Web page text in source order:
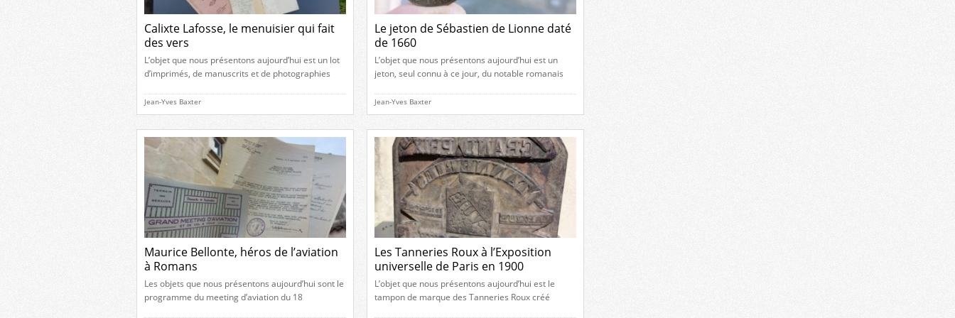
Calixte Lafosse, le menuisier qui fait
des vers
L’objet que nous présentons aujourd’hui est un lot
d’imprimés, de manuscrits et de photographies
figure romanaise de son époque. Un artisan des
lettres Né le 14 octobre 1842 rue Bayard, dans le
quartier Saint-Nicolas à Romans, Calixte Lafosse
appartient à cette lignée de figures locales dont la
[…]
Jean-Yves Baxter
Le jeton de Sébastien de Lionne daté
de 1660
L’objet que nous présentons aujourd’hui est un
jeton, seul connu à ce jour, du notable romanais
l’avers du jeton, nous pouvons lire “SEB. DE
LIONNE – MARQUIS DE CLAVESON” pour
“Sébastien de Lionne, marquis de Claveyson” avec
la date 1660, et sur le revers “CAT. BEATRIX
ROBERT […]
Jean-Yves Baxter
Maurice Bellonte, héros de l’aviation
à Romans
Les objets que nous présentons aujourd’hui sont le
programme du meeting d’aviation du 18
Les Tanneries Roux à l’Exposition
universelle de Paris en 1900
L’objet que nous présentons aujourd’hui est le
tampon de marque des Tanneries Roux créé